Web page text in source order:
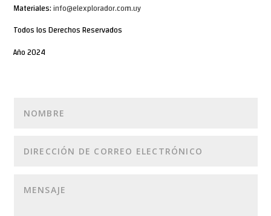
Materiales:info@elexplorador.com.uy
Todos los Derechos Reservados
Año 2024